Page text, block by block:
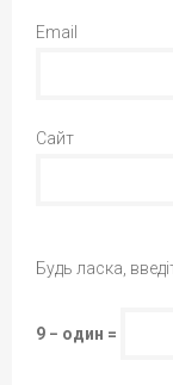
Email
Сайт
Будь ласка,
9 − один =